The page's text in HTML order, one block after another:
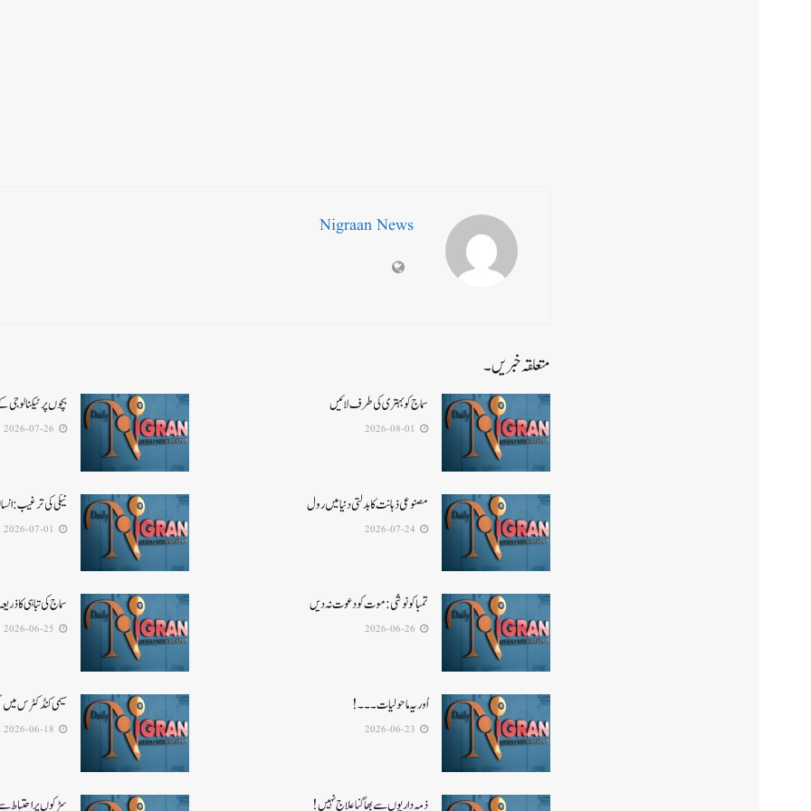
Nigraan News
متعلقہ خبریں۔
سماج کو بہتری کی طرف لائیں بچوں پر
مصنوعی ذہانت کا بدلتی دنیا میں رول نیکی کی ترغیب:
تمباکو نوشی: موت کو دعوت نہ دیں سماج کی تباہی کا
اُور یہ ماحولیات۔۔۔! سیمی کنڈکٹرس میں
ذمہ داریوں سے بھاگنا علاج نہیں! سڑکوں پر احتیاط